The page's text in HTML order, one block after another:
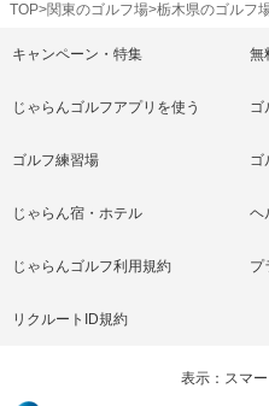
TOP 関東のゴルフ場 栃木県のゴルフ
キャンペーン・特集 無
じゃらんゴルフアプリを使う ゴ
ゴルフ練習場 ゴ
じゃらん宿・ホテル ヘ
じゃらんゴルフ利用規約 プ
リクルートID規約
表示 スマ